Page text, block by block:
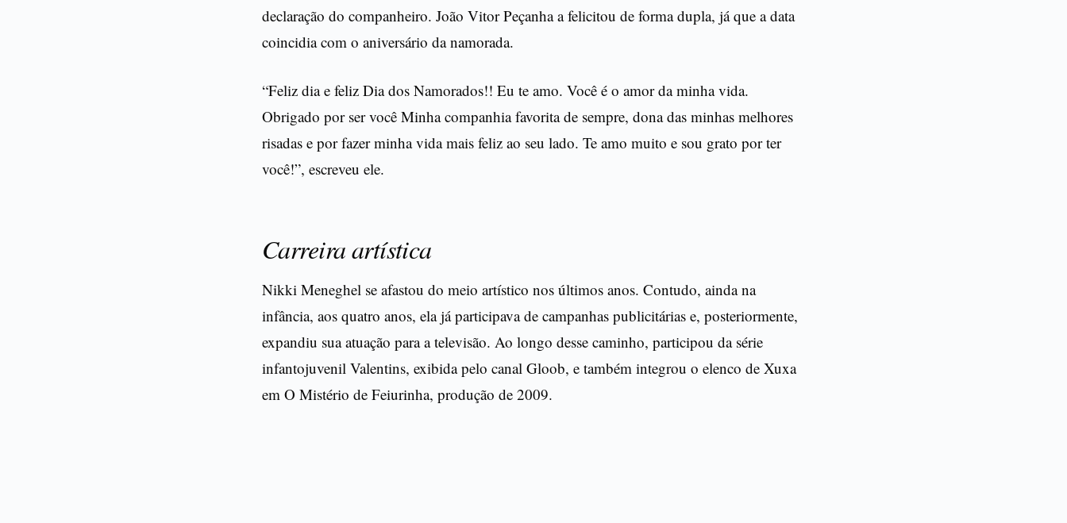
declaração do companheiro. João Vitor Peçanha a felicitou de forma dupla, já que a data
coincidia com o aniversário da namorada.
“Feliz dia e feliz Dia dos Namorados!! Eu te amo. Você é o amor da minha vida.
Obrigado por ser você Minha companhia favorita de sempre, dona das minhas melhores
risadas e por fazer minha vida mais feliz ao seu lado. Te amo muito e sou grato por ter
você!”, escreveu ele.
Carreira artística
Nikki Meneghel se afastou do meio artístico nos últimos anos. Contudo, ainda na
infância, aos quatro anos, ela já participava de campanhas publicitárias e, posteriormente,
expandiu sua atuação para a televisão. Ao longo desse caminho, participou da série
infantojuvenil Valentins, exibida pelo canal Gloob, e também integrou o elenco de Xuxa
em O Mistério de Feiurinha, produção de 2009.